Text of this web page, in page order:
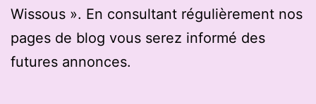
Wissous ». En consultant régulièrement nos
pages de blog vous serez informé des
futures annonces.